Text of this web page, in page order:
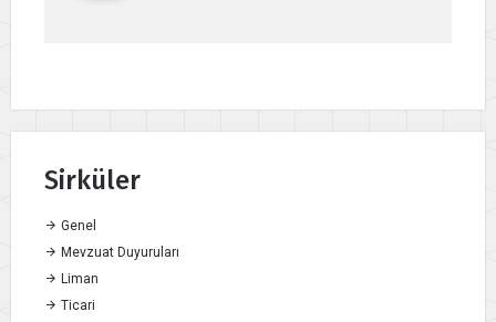
Sirküler
Genel
Mevzuat Duyuruları
Liman
Ticari